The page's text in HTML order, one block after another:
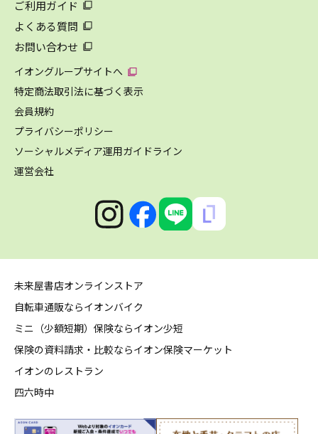
ご利用ガイド
よくある質問
お問い合わせ
イオングループサイトへ
特定商法取引法に基づく表示
会員規約
プライバシーポリシー
ソーシャルメディア運用ガイドライン
運営会社
未来屋書店オンラインストア
自転車通販ならイオンバイク
ミニ（少額短期）保険ならイオン少短
保険の資料請求・比較ならイオン保険マーケット
イオンのレストラン
四六時中